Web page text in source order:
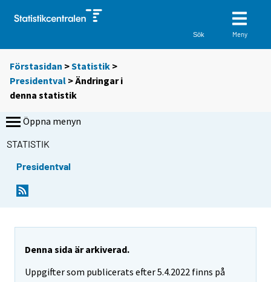
Sök Meny
Förstasidan >Statistik >
Presidentval > Ändringar i
denna statistik
Öppna menyn
STATISTIK
Presidentval
Denna sida är arkiverad.
Uppgifter som publicerats efter 5.4.2022 finns på